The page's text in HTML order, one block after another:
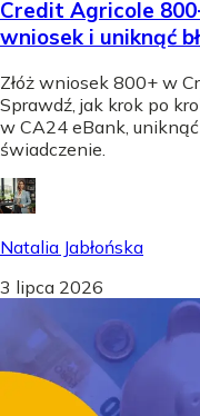
Credit Agricole
wniosek i uniknąć
Złóż wniosek 800+ w
Sprawdź, jak krok po
w CA24 eBank,
świadczenie.
Natalia Jabłońska
3 lipca 2026